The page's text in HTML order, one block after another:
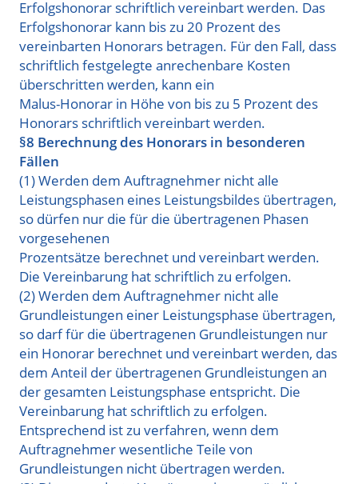
Erfolgshonorar schriftlich vereinbart werden. Das
Erfolgshonorar kann bis zu 20 Prozent des
vereinbarten Honorars betragen. Für den Fall, dass
schriftlich festgelegte anrechenbare Kosten
überschritten werden, kann ein
Malus-Honorar in Höhe von bis zu 5 Prozent des
Honorars schriftlich vereinbart werden.
§8 Berechnung des Honorars in besonderen
Fällen
(1) Werden dem Auftragnehmer nicht alle
Leistungsphasen eines Leistungsbildes übertragen,
so dürfen nur die für die übertragenen Phasen
vorgesehenen
Prozentsätze berechnet und vereinbart werden.
Die Vereinbarung hat schriftlich zu erfolgen.
(2) Werden dem Auftragnehmer nicht alle
Grundleistungen einer Leistungsphase übertragen,
so darf für die übertragenen Grundleistungen nur
ein Honorar berechnet und vereinbart werden, das
dem Anteil der übertragenen Grundleistungen an
der gesamten Leistungsphase entspricht. Die
Vereinbarung hat schriftlich zu erfolgen.
Entsprechend ist zu verfahren, wenn dem
Auftragnehmer wesentliche Teile von
Grundleistungen nicht übertragen werden.